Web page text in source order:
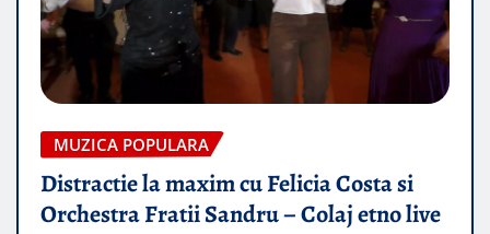
MUZICA POPULARA
Distractie la maxim cu Felicia Costa si
Orchestra Fratii Sandru – Colaj etno live